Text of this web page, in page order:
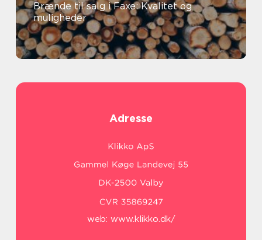
Brænde til salg i Faxe: Kvalitet og
muligheder
Adresse
web: www.klikko.dk/